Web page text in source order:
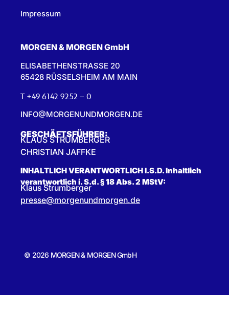
Impressum
MORGEN & MORGEN GmbH
ELISABETHENSTRASSE 20
65428 RÜSSELSHEIM AM MAIN
T +49 6142 9252 – 0
INFO@MORGENUNDMORGEN.DE
GESCHÄFTSFÜHRER:
KLAUS STRUMBERGER
CHRISTIAN JAFFKE
INHALTLICH VERANTWORTLICH I.S.D. Inhaltlich
verantwortlich i. S.d. § 18 Abs. 2 MStV:
Klaus Strumberger
presse@morgenundmorgen.de
© 2026 MORGEN & MORGEN GmbH